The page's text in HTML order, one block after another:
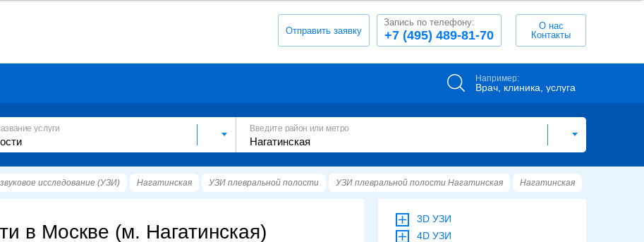
Отправить заявку +7 (495) 489-81-70
Запись по телефону:
О нас
Контакты
Например:
Врач, клиника, услуга
услуги Введите район или метро
исследование (УЗИ) Нагатинская УЗИ плевральной полости УЗИ плевральной полости Нагатинская Нагатинская
в Москве (м. Нагатинская)
3D УЗИ
4D УЗИ